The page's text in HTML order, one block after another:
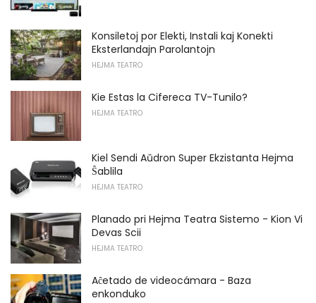
Konsiletoj por Elekti, Instali kaj Konekti
Eksterlandajn Parolantojn
HEJMA TEATRO
Kie Estas la Cifereca TV-Tunilo?
HEJMA TEATRO
Kiel Sendi Aŭdron Super Ekzistanta Hejma
Ŝablila
HEJMA TEATRO
Planado pri Hejma Teatra Sistemo - Kion Vi
Devas Scii
HEJMA TEATRO
Aĉetado de videocámara - Baza
enkonduko